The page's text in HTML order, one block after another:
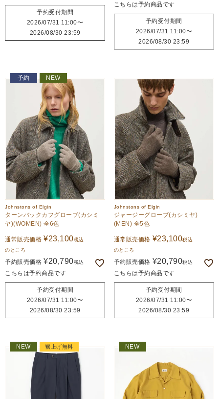
予約受付期間
2026/07/31 11:00〜
2026/08/30 23:59
こちらは予約商品です
予約受付期間
2026/07/31 11:00〜
2026/08/30 23:59
予約 NEW
Johnstons of Elgin
ターンバックカフグローブ(カシミ
ヤ)(WOMEN) 全6色
通常販売価格 ¥23,100税込
のところ
予約販売価格 ¥20,790税込
こちらは予約商品です
予約受付期間
2026/07/31 11:00〜
2026/08/30 23:59
Johnstons of Elgin
ジャージーグローブ(カシミヤ)
(MEN) 全5色
通常販売価格 ¥23,100税込
のところ
予約販売価格 ¥20,790税込
こちらは予約商品です
予約受付期間
2026/07/31 11:00〜
2026/08/30 23:59
NEW 裾上げ無料 NEW